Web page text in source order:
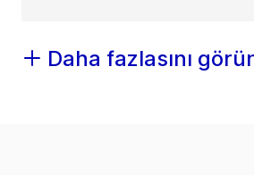
Daha fazlasını